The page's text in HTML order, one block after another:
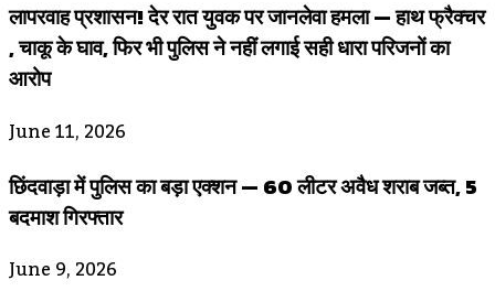
लापरवाह प्रशासन! देर रात युवक पर जानलेवा हमला — हाथ फ्रैक्चर
, चाकू के घाव, फिर भी पुलिस ने नहीं लगाई सही धारा परिजनों का
आरोप
June 11, 2026
छिंदवाड़ा में पुलिस का बड़ा एक्शन — 60 लीटर अवैध शराब जब्त, 5
बदमाश गिरफ्तार
June 9, 2026